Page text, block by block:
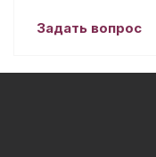
Задать вопрос